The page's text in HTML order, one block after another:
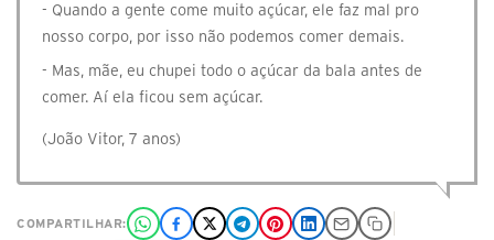
- Quando a gente come muito açúcar, ele faz mal pro
nosso corpo, por isso não podemos comer demais.
- Mas, mãe, eu chupei todo o açúcar da bala antes de
comer. Aí ela ficou sem açúcar.
(João Vitor, 7 anos)
COMPARTILHAR: